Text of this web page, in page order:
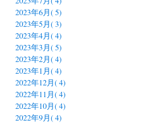
2023年6月( 5)
2023年5月( 3)
2023年4月( 4)
2023年3月( 5)
2023年2月( 4)
2023年1月( 4)
2022年12月( 4)
2022年11月( 4)
2022年10月( 4)
2022年9月( 4)